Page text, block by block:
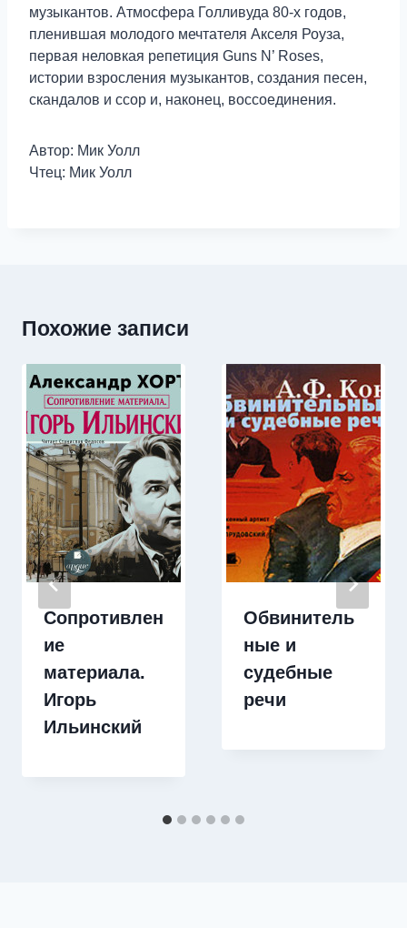
музыкантов. Атмосфера Голливуда 80-х годов,
пленившая молодого мечтателя Акселя Роуза,
первая неловкая репетиция Guns N’ Roses,
истории взросления музыкантов, создания песен,
скандалов и ссор и, наконец, воссоединения.
Автор: Мик Уолл
Чтец: Мик Уолл
Похожие записи
Сопротивлен
ие
материала.
Игорь
Ильинский
Обвинитель
ные и
судебные
речи